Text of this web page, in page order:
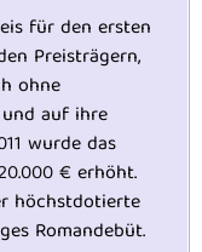
für den ersten
Preisträgern,
ohne
auf ihre
wurde das
€ erhöht.
höchstdotierte
Romandebüt.